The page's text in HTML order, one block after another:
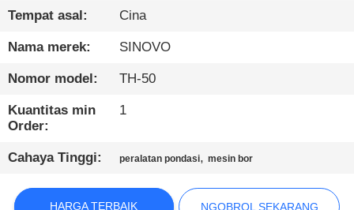
TAMPILAN
VR
TENTANG
KAMI
TUR
PABRIK
Tempat asal: Cina
Nama merek: SINOVO
Nomor model: TH-50
Kuantitas min
Order:
1
Cahaya Tinggi: peralatan pondasi,mesin bor
HARGA TERBAIK NGOBROL SEKARANG